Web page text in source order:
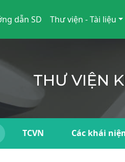
dẫn SD Thư viện - Tài liệu
THƯ VIỆN
TCVN Các khái